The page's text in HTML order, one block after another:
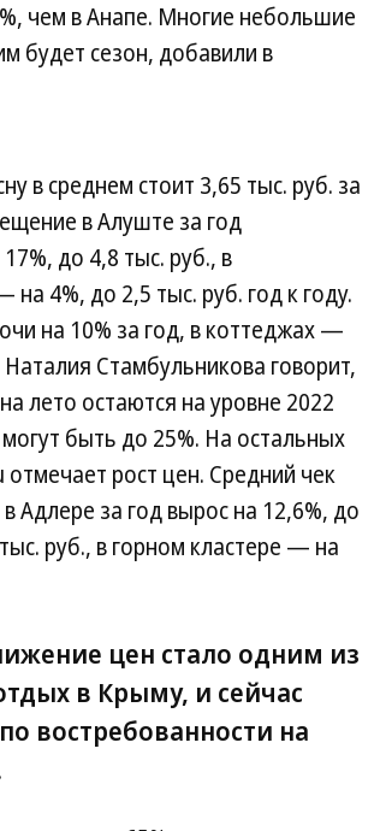
чем в Анапе. Многие небольшие
будет сезон, добавили в
в среднем стоит 3,65 тыс. руб. за
в Алуште за год
до 4,8 тыс. руб., в
4%, до 2,5 тыс. руб. год к году.
на 10% за год, в коттеджах —
Стамбульникова говорит,
лето остаются на уровне 2022
быть до 25%. На остальных
рост цен. Средний чек
Адлере за год вырос на 12,6%, до
руб., в горном кластере — на
цен стало одним из
в Крыму, и сейчас
востребованности на